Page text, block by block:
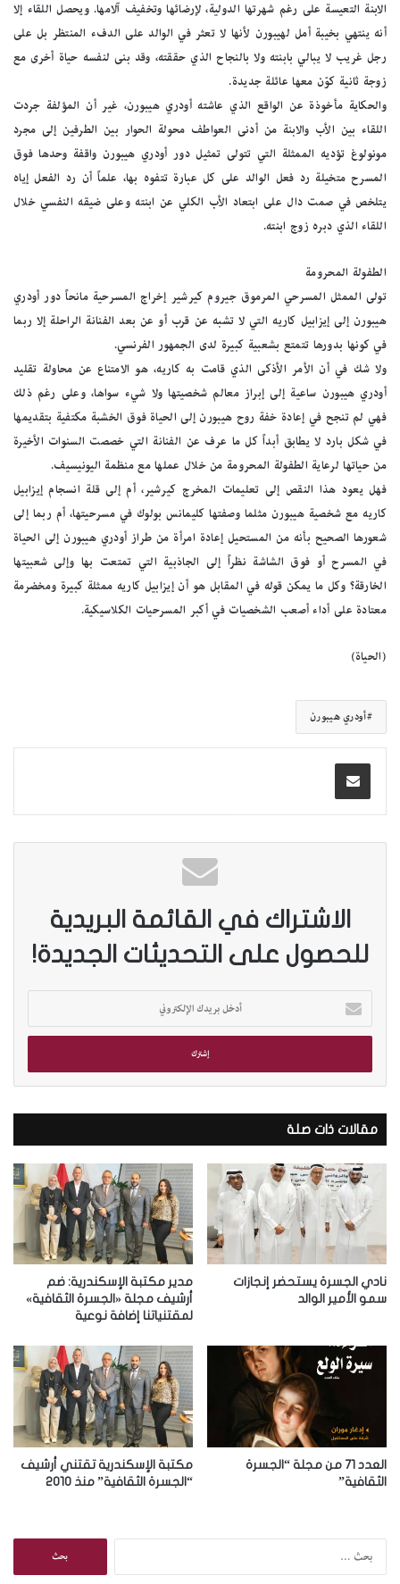
الابنة التعيسة على رغم شهرتها الدولية، لإرضائها وتخفيف آلامها. ويحصل اللقاء إلا
أنه ينتهي بخيبة أمل لهيبورن لأنها لا تعثر في الوالد على الدفء المنتظر بل على
رجل غريب لا يبالي بابنته ولا بالنجاح الذي حققته، وقد بنى لنفسه حياة أخرى مع
زوجة ثانية كوّن معها عائلة جديدة.
والحكاية مأخوذة عن الواقع الذي عاشته أودري هيبورن، غير أن المؤلفة جردت
اللقاء بين الأب والابنة من أدنى العواطف محولة الحوار بين الطرفين إلى مجرد
مونولوغ تؤديه الممثلة التي تتولى تمثيل دور أودري هيبورن واقفة وحدها فوق
المسرح متخيلة رد فعل الوالد على كل عبارة تتفوه بها، علماً أن رد الفعل إياه
يتلخص في صمت دال على ابتعاد الأب الكلي عن ابنته وعلى ضيقه النفسي خلال
اللقاء الذي دبره زوج ابنته.
الطفولة المحرومة
تولى الممثل المسرحي المرموق جيروم كيرشير إخراج المسرحية مانحاً دور أودري
هيبورن إلى إيزابيل كاريه التي لا تشبه عن قرب أو عن بعد الفنانة الراحلة إلا ربما
في كونها بدورها تتمتع بشعبية كبيرة لدى الجمهور الفرنسي.
ولا شك في أن الأمر الأذكى الذي قامت به كاريه، هو الامتناع عن محاولة تقليد
أودري هيبورن ساعية إلى إبراز معالم شخصيتها ولا شيء سواها، وعلى رغم ذلك
فهي لم تنجح في إعادة خفة روح هيبورن إلى الحياة فوق الخشبة مكتفية بتقديمها
في شكل بارد لا يطابق أبداً كل ما عرف عن الفنانة التي خصصت السنوات الأخيرة
من حياتها لرعاية الطفولة المحرومة من خلال عملها مع منظمة اليونيسيف.
فهل يعود هذا النقص إلى تعليمات المخرج كيرشير، أم إلى قلة انسجام إيزابيل
كاريه مع شخصية هيبورن مثلما وصفتها كليمانس بولوك في مسرحيتها، أم ربما إلى
شعورها الصحيح بأنه من المستحيل إعادة امرأة من طراز أودري هيبورن إلى الحياة
في المسرح أو فوق الشاشة نظراً إلى الجاذبية التي تمتعت بها وإلى شعبيتها
الخارقة؟ وكل ما يمكن قوله في المقابل هو أن إيزابيل كاريه ممثلة كبيرة ومخضرمة
معتادة على أداء أصعب الشخصيات في أكبر المسرحيات الكلاسيكية.
(الحياة)
أودري هيبورن
الاشتراك في القائمة البريدية
للحصول على التحديثات الجديدة!
خ
ب
ي
د
ك
ا
ل
إ
ك
ت
ر
و
مقالات ذات صلة
نادي الجسرة يستحضر إنجازات
سمو الأمير الوالد
مدير مكتبة الإسكندرية: ضم
أرشيف مجلة «الجسرة الثقافية»
لمقتنياتنا إضافة نوعية
العدد 71 من مجلة “الجسرة
الثقافية”
مكتبة الإسكندرية تقتني أرشيف
“الجسرة الثقافية” منذ 2010